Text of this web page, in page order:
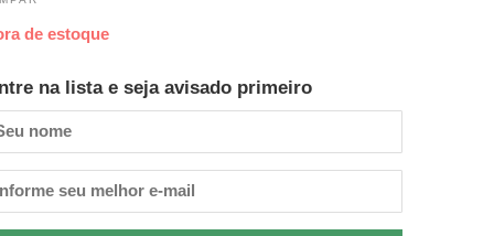
de estoque
na lista e seja avisado primeiro